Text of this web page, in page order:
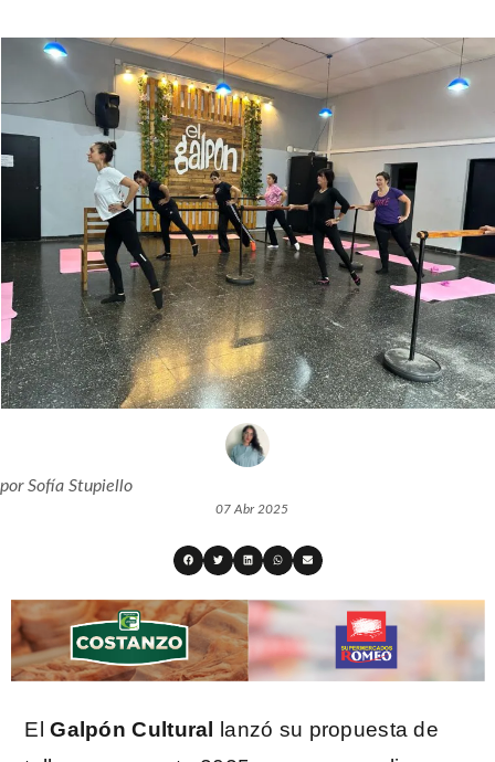
porSofía Stupiello
07 Abr 2025
ElGalpón Cultural lanzó su propuesta de